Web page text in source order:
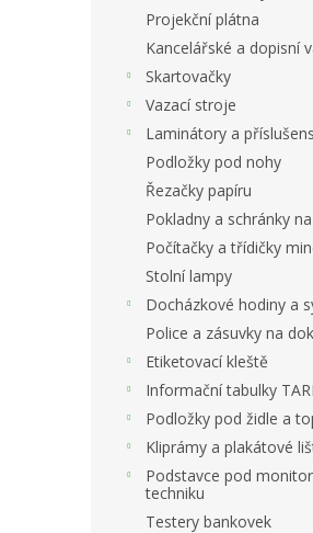
Projekční plátna
Kancelářské a dopisní
Skartovačky
Vazací stroje
Laminátory a
Podložky pod nohy
Řezačky papíru
Pokladny a schránky
Počítačky a třídičky
Stolní lampy
Docházkové hodiny a
Police a zásuvky na
Etiketovací kleště
Informační tabulky
Podložky pod židle a
Kliprámy a plakátové
Podstavce pod
techniku
Testery bankovek